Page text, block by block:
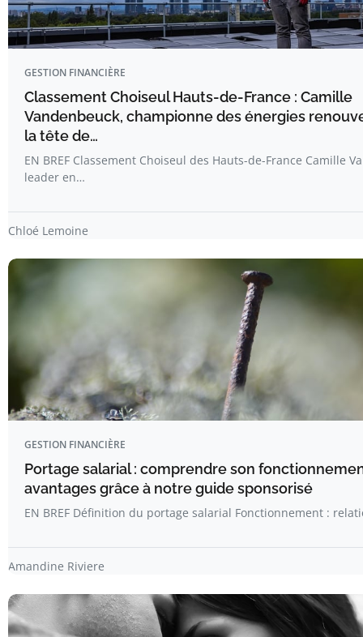
GESTION FINANCIÈRE
Classement Choiseul Hauts-de-France : Camille
Vandenbeuck, championne des énergies
la tête de…
EN BREF Classement Choiseul des Hauts-de-France Camille
leader en…
Chloé Lemoine
GESTION FINANCIÈRE
Portage salarial : comprendre son
avantages grâce à notre guide sponsorisé
EN BREF Définition du portage salarial Fonctionnement :
Amandine Riviere